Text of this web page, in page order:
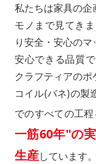
私たちは家具の
モノまで見てき
り安全・安心の
安心できる品質
クラフティアの
コイル(バネ)の製
でのすべての工程
一筋60年"の
生産しています。